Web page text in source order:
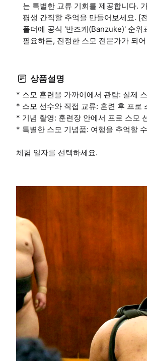
는 특별한 교류 기회를 제공합니다.
평생 간직할 추억을 만들어보세요. [
폴더에 공식 '반즈케(Banzuke)' 순위
필요하든, 진정한 스모 전문가가 되
상품설명
* 스모 훈련을 가까이에서 관람: 실제
* 스모 선수와 직접 교류: 훈련 후 프로
* 기념 촬영: 훈련장 안에서 프로 스모
* 특별한 스모 기념품: 여행을 추억할
체험 일자를 선택하세요.